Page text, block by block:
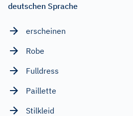
deutschen Sprache
erscheinen
Robe
Fulldress
Paillette
Stilkleid